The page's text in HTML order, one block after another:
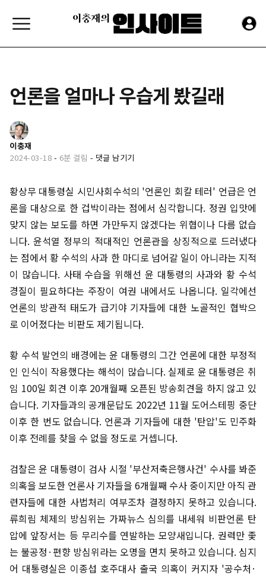
언론을 얼마나 우습게 봤길래
이충재
2024-03-18 - 6분 걸림 - 댓글 남기기
황상무 대통령실 시민사회수석의 '언론인 회칼 테러' 언급은 언
론을 대상으로 한 겁박이라는 점에서 심각합니다. 정권 입맛에
맞지 않는 보도를 하면 가만두지 않겠다는 위협이나 다름 없습
니다. 윤석열 정부의 적대적인 언론관을 상징적으로 드러냈다
는 점에서 황 수석의 사과 한 마디로 넘어갈 일이 아니라는 지적
이 많습니다. 사태 수습을 위해선 윤 대통령의 사과와 황 수석
경질이 필요하다는 주장이 여권 내에서도 나옵니다. 일각에선
언론의 방관적 태도가 급기야 기자들에 대한 노골적인 협박으
로 이어졌다는 비판도 제기됩니다.
황 수석 발언의 배경에는 윤 대통령의 그간 언론에 대한 부정적
인 인식이 작용했다는 해석이 많습니다. 실제로 윤 대통령은 취
임 100일 회견 이후 20개월째 오픈된 방송회견을 하지 않고 있
습니다. 기자들과의 공개문답도 2022년 11월 도어스테핑 중단
이후 한 번도 없습니다. 언론과 기자들에 대한 '탄압'도 민주화
이후 전례를 찾을 수 없을 정도로 거셉니다.
검찰은 윤 대통령이 검사 시절 '부산저축은행사건' 수사를 봐준
의혹을 보도한 언론사 기자들을 6개월째 수사 중이지만 아직 관
련자들에 대한 사법처리 여부조차 결정하지 못하고 있습니다.
류희림 체제의 방심위는 가짜뉴스 심의를 내세워 비판언론 탄
압에 앞장서는 등 무리수를 연발하는 모양새입니다. 권력만 좇
는 불공정·편향 방심위라는 오명을 면치 못하고 있습니다. 심지
어 대통령실은 이종섭 호주대사 출국 의혹이 커지자 '공수처·